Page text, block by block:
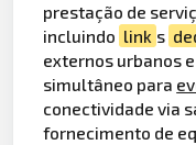
prestação de
incluindo link s
externos urbanos
simultâneo para
conectividade via
fornecimento de